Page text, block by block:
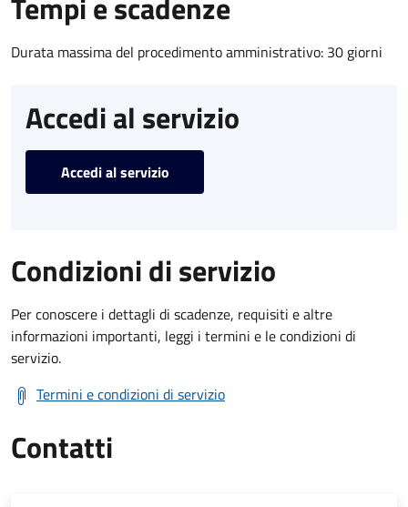
Durata massima del procedimento amministrativo: 30 giorni
Accedi al servizio
Accedi al servizio
Condizioni di servizio
Per conoscere i dettagli di scadenze, requisiti e altre
informazioni importanti, leggi i termini e le condizioni di
servizio.
Termini e condizioni di servizio
Contatti